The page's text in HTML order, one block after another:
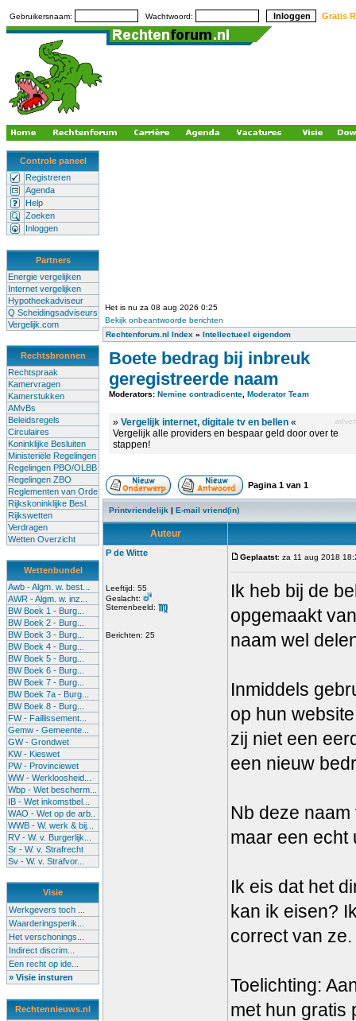
Gebruikersnaam: Wachtwoord: Gratis
Controle paneel
Registreren
Agenda
Help
Zoeken
Inloggen
Partners
Energie vergelijken
Internet vergelijken
Hypotheekadviseur
Q Scheidingsadviseurs
Vergelijk.com
Rechtsbronnen
Rechtspraak
Kamervragen
Kamerstukken
AMvBs
Beleidsregels
Circulaires
Koninklijke Besluiten
Ministeriële Regelingen
Regelingen PBO/OLBB
Regelingen ZBO
Reglementen van Orde
Rijkskoninklijke Besl.
Rijkswetten
Verdragen
Wetten Overzicht
Wettenbundel
Awb - Algm. w. best...
AWR - Algm. w. inz...
BW Boek 1 - Burg...
BW Boek 2 - Burg...
BW Boek 3 - Burg...
BW Boek 4 - Burg...
BW Boek 5 - Burg...
BW Boek 6 - Burg...
BW Boek 7 - Burg...
BW Boek 7a - Burg...
BW Boek 8 - Burg...
FW - Faillissement...
Gemw - Gemeente...
GW - Grondwet
KW - Kieswet
PW - Provinciewet
WW - Werkloosheid...
Wbp - Wet bescherm...
IB - Wet inkomstbel...
WAO - Wet op de arb..
WWB - W. werk & bij...
RV - W. v. Burgerlijk...
Sr - W. v. Strafrecht
Sv - W. v. Strafvor...
Visie
Werkgevers toch ...
Waarderingsperik...
Het verschonings...
Indirect discrim...
Een recht op ide...
» Visie insturen
Rechtennieuws.nl
Het is nu za 08 aug 2026 0:25
Bekijk onbeantwoorde berichten
Rechtenforum.nl Index » Intellectueel eigendom
Boete bedrag bij inbreuk
geregistreerde naam
Moderators: Nemine contradicente Moderator Team
» Vergelijk internet, digitale tv en bellen «
Vergelijk alle providers en bespaar geld door over te
stappen!
Pagina 1 van 1
Printvriendelijk | E-mail vriend(in)
Auteur
P de Witte
Leeftijd: 55
Geslacht:
Sterrenbeeld:
Berichten: 25
Geplaatst: za 11 aug 2018
Ik heb bij de
opgemaakt
naam wel
Inmiddels
op hun
zij niet een
een nieuw
Nb deze
maar een echt
Ik eis dat het
kan ik eisen?
correct van ze.
Toelichting:
met hun gratis